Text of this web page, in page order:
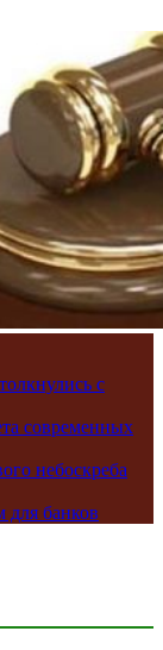
с
современных
небоскреба
для банков